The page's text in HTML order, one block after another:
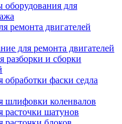
оборудования для
ремонта двигателей
для ремонта двигателей
разборки и сборки
обработки фаски седла
шлифовки коленвалов
расточки шатунов